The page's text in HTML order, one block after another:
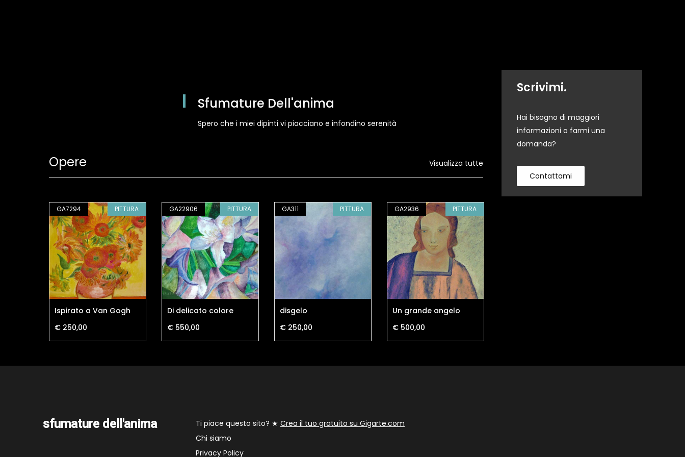
Sfumature Dell'anima
Spero che i miei dipinti vi piacciano e infondino serenità
Visualizza tutte
Opere
GA7294 PITTURA
Ispirato a Van Gogh
€ 250,00
GA22906 PITTURA
Di delicato colore
€ 550,00
GA311 PITTURA
disgelo
€ 250,00
GA2936 PITTURA
Un grande angelo
€ 500,00
Scrivimi.
Hai bisogno di maggiori
informazioni o farmi una
domanda?
Contattami
sfumature dell'anima Ti piace questo sito? ★ Crea il tuo gratuito su Gigarte.com
Chi siamo
Privacy Policy